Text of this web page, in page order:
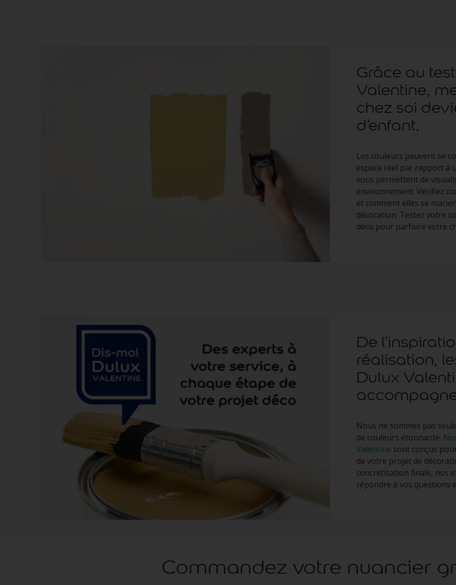
Grâce au
Valentine,
chez soi
d’enfant.
Les couleurs peuvent se
espace réel par rapport à
vous permettent de
environnement. Vérifiez
et comment elles se
décoration. Testez votre
déco pour parfaire votre
De
réalisation,
Dulux
Nous ne sommes pas
de couleurs étonnante.
Valentine sont conçus
de votre projet de
concrétisation finale, nos
répondre à vos questions
Commandez votre nuancier